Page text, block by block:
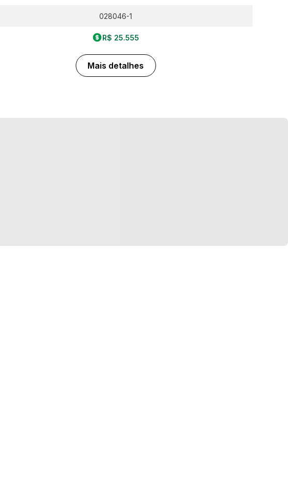
028046-1
R$ 25.555
Mais detalhes